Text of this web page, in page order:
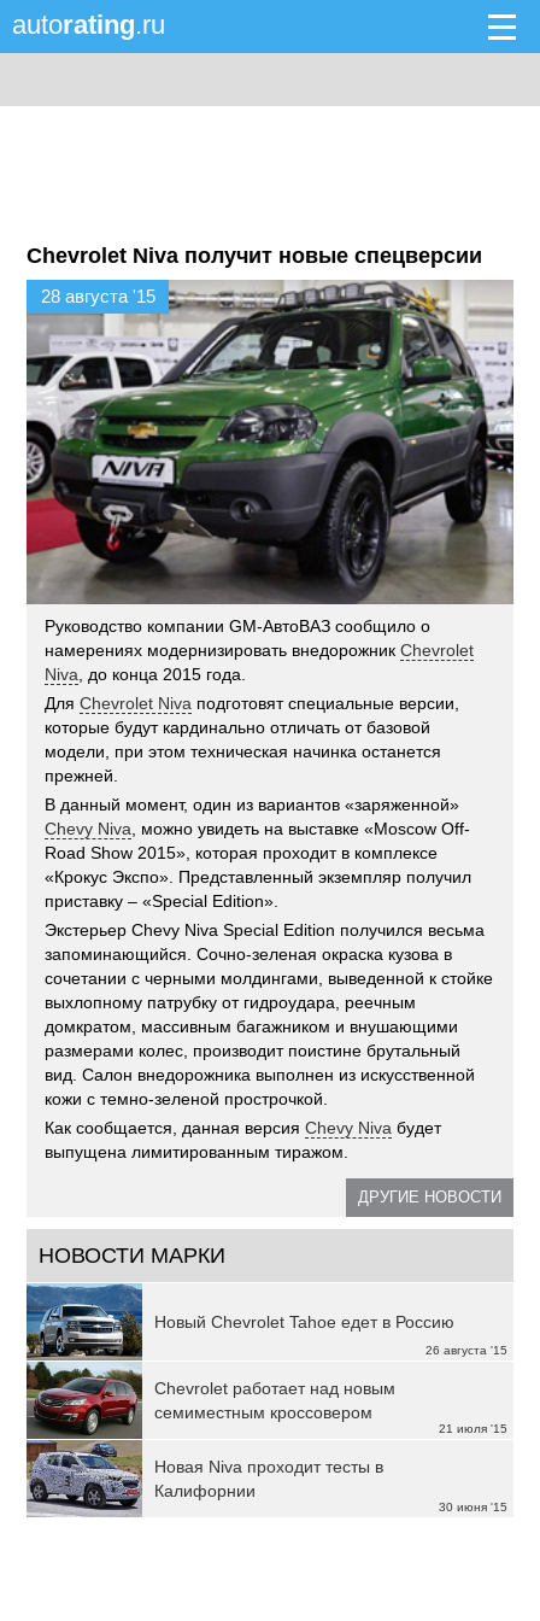
autorating.ru
Chevrolet Niva получит новые спецверсии
28 августа '15
Руководство компании GM-АвтоВАЗ сообщило о
намерениях модернизировать внедорожникChevrolet
Niva , до конца 2015 года.
ДляChevrolet Niva подготовят специальные версии,
которые будут кардинально отличать от базовой
модели, при этом техническая начинка останется
прежней.
В данный момент, один из вариантов «заряженной»
Chevy Niva , можно увидеть на выставке «Moscow Off-
Road Show 2015», которая проходит в комплексе
«Крокус Экспо». Представленный экземпляр получил
приставку – «Special Edition».
Экстерьер Chevy Niva Special Edition получился весьма
запоминающийся. Сочно-зеленая окраска кузова в
сочетании с черными молдингами, выведенной к стойке
выхлопному патрубку от гидроудара, реечным
домкратом, массивным багажником и внушающими
размерами колес, производит поистине брутальный
вид. Салон внедорожника выполнен из искусственной
кожи с темно-зеленой прострочкой.
Как сообщается, данная версияChevy Niva будет
выпущена лимитированным тиражом.
ДРУГИЕ НОВОСТИ
НОВОСТИ МАРКИ
26 августа '15
Новый Chevrolet Tahoe едет в Россию
21 июля '15
Chevrolet работает над новым
семиместным кроссовером
30 июня '15
Новая Niva проходит тесты в
Калифорнии